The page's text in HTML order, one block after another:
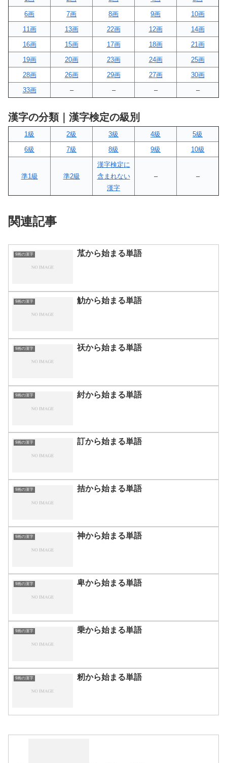
6画
7画 8画 9画
10画
11画
13画 22画 12画
14画
16画
15画 17画 18画
21画
19画
20画 23画 24画
25画
28画
26画 29画 27画
30画
33画
– – – –
漢字の分類｜漢字検定の級別
1級 2級 3級 4級
5級
6級
7級 8級 9級 10級
準1級 準2級
漢字検定に
含まれない
漢字
– –
関連記事
9画の漢字 苽から始まる単語
9画の漢字 觔から始まる単語
9画の漢字 祆から始まる単語
9画の漢字 紂から始まる単語
9画の漢字 訂から始まる単語
9画の漢字 拮から始まる単語
9画の漢字 神から始まる単語
9画の漢字 卑から始まる単語
9画の漢字 乗から始まる単語
9画の漢字 籾から始まる単語